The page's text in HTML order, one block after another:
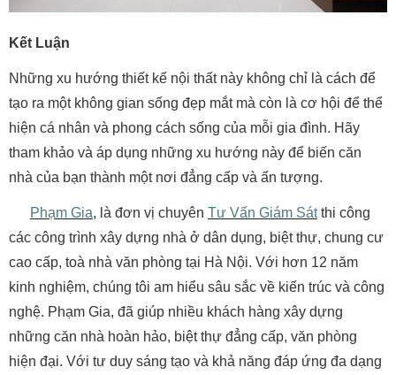
Kết Luận
Những xu hướng thiết kế nội thất này không chỉ là cách để
tạo ra một không gian sống đẹp mắt mà còn là cơ hội để thể
hiện cá nhân và phong cách sống của mỗi gia đình. Hãy
tham khảo và áp dụng những xu hướng này để biến căn
nhà của bạn thành một nơi đẳng cấp và ấn tượng.
Phạm Gia, là đơn vị chuyên Tư Vấn Giám Sátthi công
các công trình xây dựng nhà ở dân dụng, biệt thự, chung cư
cao cấp, toà nhà văn phòng tại Hà Nội. Với hơn 12 năm
kinh nghiệm, chúng tôi am hiểu sâu sắc về kiến trúc và công
nghệ. Phạm Gia, đã giúp nhiều khách hàng xây dựng
những căn nhà hoàn hảo, biệt thự đẳng cấp, văn phòng
hiện đại. Với tư duy sáng tạo và khả năng đáp ứng đa dạng